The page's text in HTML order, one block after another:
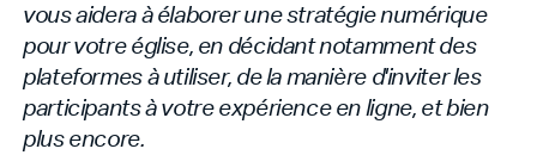
vous aidera à élaborer une stratégie numérique
pour votre église, en décidant notamment des
plateformes à utiliser, de la manière d'inviter les
participants à votre expérience en ligne, et bien
plus encore.